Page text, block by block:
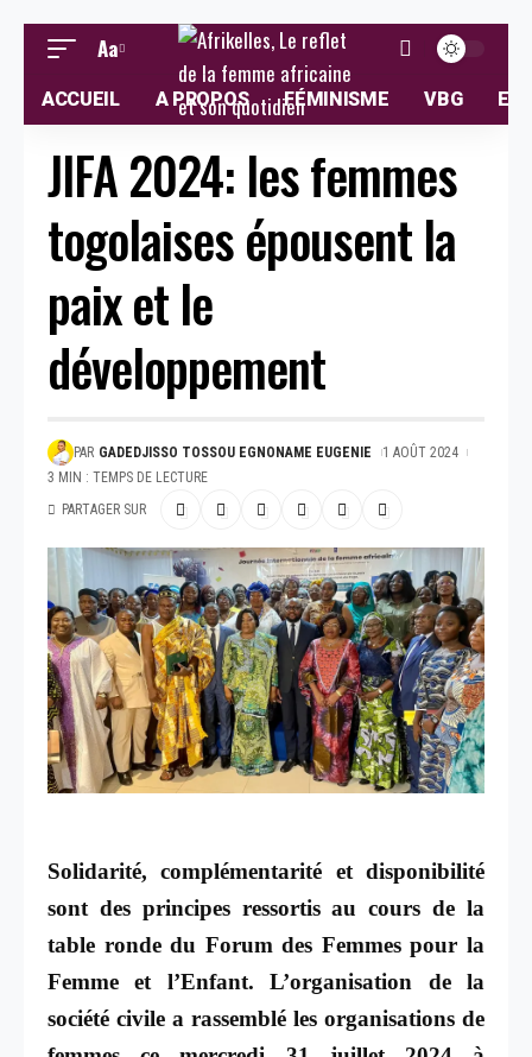
Aa
ACCUEIL A PROPOS FÉMINISME VBG
JIFA 2024: les femmes
togolaises épousent la
paix et le
développement
PAR GADEDJISSO TOSSOU EGNONAME EUGENIE
1 AOÛT 2024
3 MIN : TEMPS DE LECTURE
PARTAGER SUR
Solidarité, complémentarité et disponibilité
sont des principes ressortis au cours de la
table ronde du Forum des Femmes pour la
Femme et l’Enfant. L’organisation de la
société civile a rassemblé les organisations de